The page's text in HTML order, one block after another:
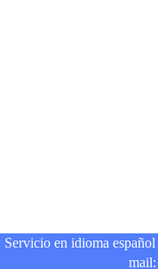
Servicio en idioma